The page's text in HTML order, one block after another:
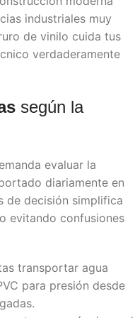
industriales muy
de vinilo cuida tus
verdaderamente
según la
evaluar la
diariamente en
de decisión simplifica
evitando confusiones
transportar agua
para presión desde